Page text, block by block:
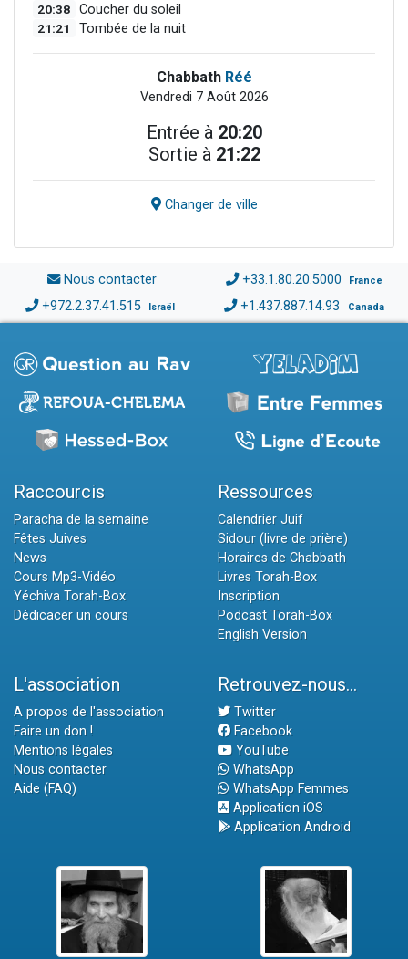
20:38 Coucher du soleil
21:21 Tombée de la nuit
Chabbath Réé
Vendredi 7 Août 2026
Entrée à 20:20
Sortie à 21:22
Changer de ville
Nous contacter +33.1.80.20.5000 France
+972.2.37.41.515 Israël +1.437.887.14.93 Canada
Raccourcis
Paracha de la semaine
Fêtes Juives
News
Cours Mp3-Vidéo
Yéchiva Torah-Box
Dédicacer un cours
Ressources
Calendrier Juif
Sidour (livre de prière)
Horaires de Chabbath
Livres Torah-Box
Inscription
Podcast Torah-Box
English Version
L'association
A propos de l'association
Faire un don !
Mentions légales
Nous contacter
Aide (FAQ)
Retrouvez-nous...
Twitter
Facebook
YouTube
WhatsApp
WhatsApp Femmes
Application iOS
Application Android